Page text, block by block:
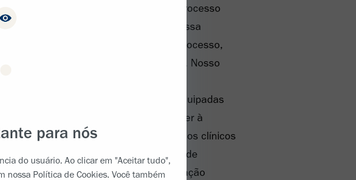
para nós
do usuário. Ao clicar em "Aceitar tudo",
nossa Política de Cookies. Você também
Nossa equipe de desenvolvimento de processo
maneira contínua e contribui para nossa
sobre biologia e tecnologia de processo,
para melhorar nossa produção. Nosso
desenvolvimento assegura que nossas
de fabricação sejam de ponta e equipadas
de última geração para atender à
de nossas terapias existentes, estudos clínicos
em biossimilares. As equipes de
de excelência são vitais para a operação